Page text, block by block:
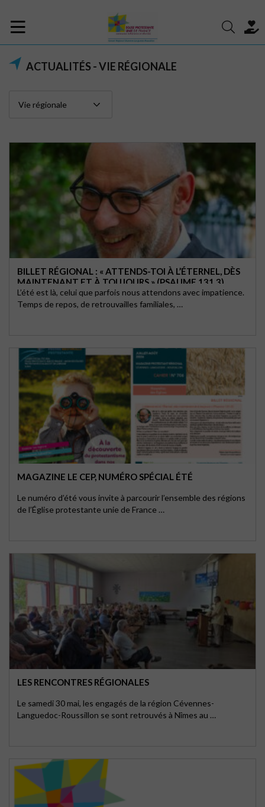
ACTUALITÉS - VIE RÉGIONALE
BILLET RÉGIONAL : « ATTENDS-TOI À L’ÉTERNEL, DÈS
MAINTENANT ET À TOUJOURS » (PSAUME 131.3)
L’été est là, celui que parfois nous attendons avec impatience.
Temps de repos, de retrouvailles familiales, …
MAGAZINE LE CEP, NUMÉRO SPÉCIAL ÉTÉ
Le numéro d’été vous invite à parcourir l’ensemble des régions
de l’Église protestante unie de France …
LES RENCONTRES RÉGIONALES
Le samedi 30 mai, les engagés de la région Cévennes-
Languedoc-Roussillon se sont retrouvés à Nîmes au …